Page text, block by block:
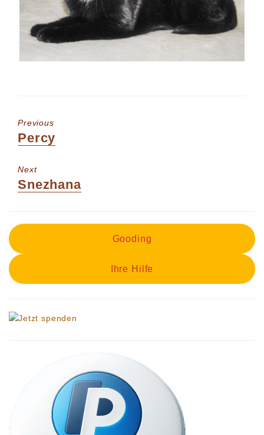
Previous
Previous
Percy
Next
Next
Snezhana
Gooding
Ihre Hilfe